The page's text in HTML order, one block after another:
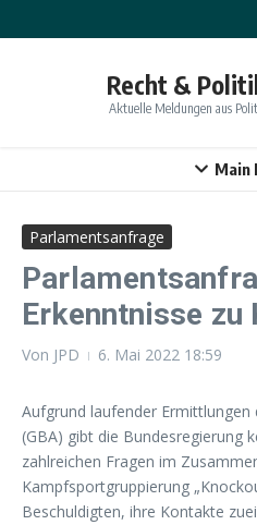
Recht &
Aktuelle Meldungen aus
Main
Parlamentsanfrage
Erkenntnisse zu
Von JPD 6. Mai 2022 18:59
Aufgrund laufender Ermittlungen
(GBA) gibt die Bundesregierung
zahlreichen Fragen im
Kampfsportgruppierung
Beschuldigten, ihre Kontakte